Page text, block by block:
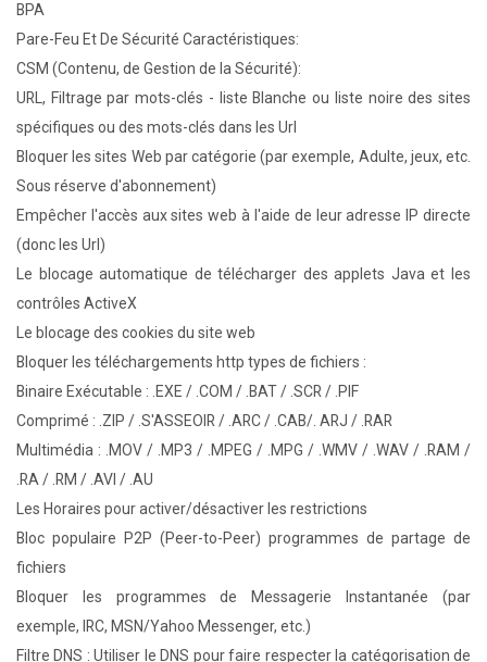
BPA
Pare-Feu Et De Sécurité Caractéristiques:
CSM (Contenu, de Gestion de la Sécurité):
URL, Filtrage par mots-clés - liste Blanche ou liste noire des sites
spécifiques ou des mots-clés dans les Url
Bloquer les sites Web par catégorie (par exemple, Adulte, jeux, etc.
Sous réserve d'abonnement)
Empêcher l'accès aux sites web à l'aide de leur adresse IP directe
(donc les Url)
Le blocage automatique de télécharger des applets Java et les
contrôles ActiveX
Le blocage des cookies du site web
Bloquer les téléchargements http types de fichiers :
Binaire Exécutable : .EXE / .COM / .BAT / .SCR / .PIF
Comprimé : .ZIP / .S'ASSEOIR / .ARC / .CAB/. ARJ / .RAR
Multimédia : .MOV / .MP3 / .MPEG / .MPG / .WMV / .WAV / .RAM /
.RA / .RM / .AVI / .AU
Les Horaires pour activer/désactiver les restrictions
Bloc populaire P2P (Peer-to-Peer) programmes de partage de
fichiers
Bloquer les programmes de Messagerie Instantanée (par
exemple, IRC, MSN/Yahoo Messenger, etc.)
Filtre DNS : Utiliser le DNS pour faire respecter la catégorisation de